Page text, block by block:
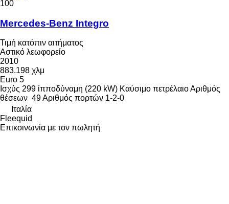
100
Mercedes-Benz Integro
Τιμή κατόπιν αιτήματος
Αστικό λεωφορείο
2010
883.198 χλμ
Euro 5
Ισχύς 299 ίπποδύναμη (220 kW) Καύσιμο πετρέλαιοΑριθμός
θέσεων 49Αριθμός πορτών 1-2-0
Ιταλία
Fleequid
Επικοινωνία με τον πωλητή